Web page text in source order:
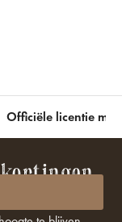
Officiële licentie met